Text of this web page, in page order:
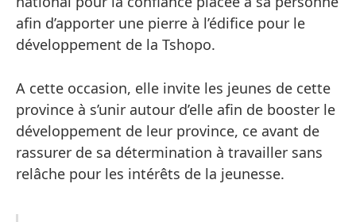
afin d’apporter une pierre à l’édifice pour le
développement de la Tshopo.
A cette occasion, elle invite les jeunes de cette
province à s’unir autour d’elle afin de booster le
développement de leur province, ce avant de
rassurer de sa détermination à travailler sans
relâche pour les intérêts de la jeunesse.